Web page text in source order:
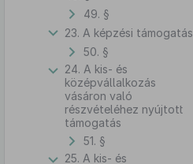
49. §
23. A képzési támogatás
50. §
24. A kis- és
középvállalkozás
vásáron való
részvételéhez nyújtott
támogatás
51. §
25. A kis- és